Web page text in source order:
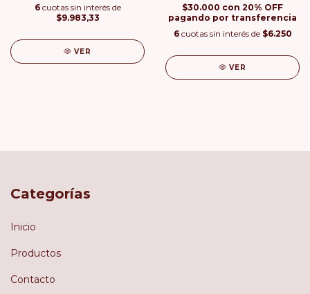
6 cuotas sin interés de
$9.983,33
VER
$30.000 con 20% OFF
pagando por transferencia
6 cuotas sin interés de $6.250
VER
Categorías
Inicio
Productos
Contacto